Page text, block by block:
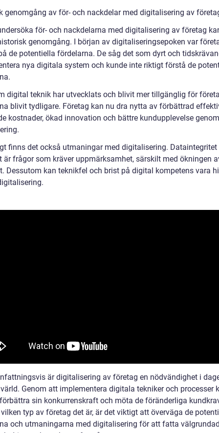
genomgång av för- och nackdelar med digitalisering av
för- och nackdelarna med digitalisering av företag
genomgång. I början av digitaliseringsepoken var
de potentiella fördelarna. De såg det som dyrt och
nya digitala system och kunde inte riktigt förstå de
digital teknik har utvecklats och blivit mer tillgänglig för
blivit tydligare. Företag kan nu dra nytta av förbättrad
kostnader, ökad innovation och bättre kundupplevelse genom
finns det också utmaningar med digitalisering. Dataintegritet
är frågor som kräver uppmärksamhet, särskilt med ökningen
Dessutom kan teknikfel och brist på digital kompetens vara
är digitalisering av företag en nödvändighet i
Genom att implementera digitala tekniker och processer
sin konkurrenskraft och möta de föränderliga
typ av företag det är, är det viktigt att överväga de
och utmaningarna med digitalisering för att fatta